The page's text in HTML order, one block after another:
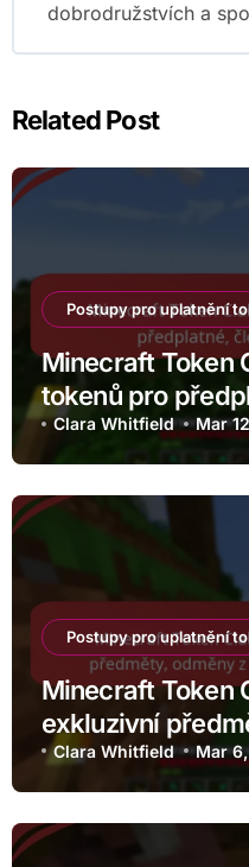
dobrodružstvích a
Related Post
Postupy pro uplatnění
Minecraft Token
tokenů pro
obsah
Clara Whitfield Mar
Postupy pro uplatnění
Minecraft Token
exkluzivní
speciální
Clara Whitfield Mar